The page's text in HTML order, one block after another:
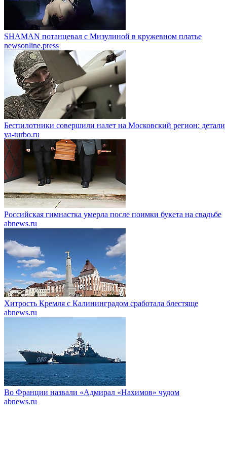
SHAMAN потанцевал с Мизулиной в кружевном платье
newsonline.press
Беспилотники совершили налет на Московский регион: детали
ya-turbo.ru
Российская гимнастка умерла после поимки букета на свадьбе
abnews.ru
Хитрость Кремля с Калининградом сработала блестяще
abnews.ru
Во Франции назвали «Адмирал «Нахимов» чудом
abnews.ru